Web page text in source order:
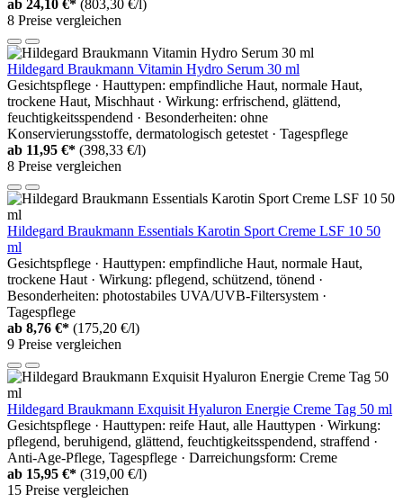
ab 24,10 €* (803,30 €/l)
8 Preise vergleichen
Hildegard Braukmann Vitamin Hydro Serum 30 ml
Gesichtspflege · Hauttypen: empfindliche Haut, normale Haut,
trockene Haut, Mischhaut · Wirkung: erfrischend, glättend,
feuchtigkeitsspendend · Besonderheiten: ohne
Konservierungsstoffe, dermatologisch getestet · Tagespflege
ab 11,95 €* (398,33 €/l)
8 Preise vergleichen
Hildegard Braukmann Essentials Karotin Sport Creme LSF 10 50
ml
Gesichtspflege · Hauttypen: empfindliche Haut, normale Haut,
trockene Haut · Wirkung: pflegend, schützend, tönend ·
Besonderheiten: photostabiles UVA/UVB-Filtersystem ·
Tagespflege
ab 8,76 €* (175,20 €/l)
9 Preise vergleichen
Hildegard Braukmann Exquisit Hyaluron Energie Creme Tag 50 ml
Gesichtspflege · Hauttypen: reife Haut, alle Hauttypen · Wirkung:
pflegend, beruhigend, glättend, feuchtigkeitsspendend, straffend ·
Anti-Age-Pflege, Tagespflege · Darreichungsform: Creme
ab 15,95 €* (319,00 €/l)
15 Preise vergleichen